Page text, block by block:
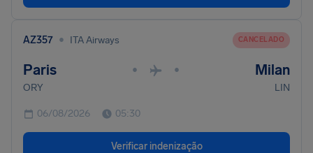
AZ357 • ITA Airways CANCELADO
Paris • • Milan
ORY LIN
06/08/2026 05:30
Verificar indenização